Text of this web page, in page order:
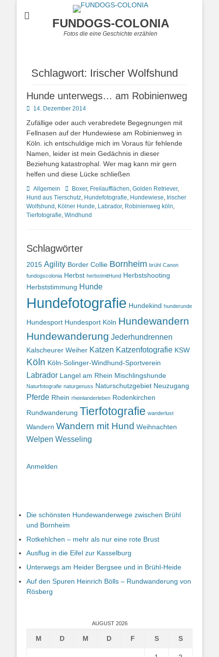
FUNDOGS-COLONIA
Fotos die eine Geschichte erzählen
Schlagwort: Irischer Wolfshund
Hunde unterwegs… am Robinienweg
Posted
14. Dezember 2014
Zufällige oder auch verabredete Begegnungen mit
Fellnasen auf der Hundewiese am Robinienweg in
Köln. ich entschuldige mich im Voraus für fehlende
Namen, leider ist mein Gedächnis in dieser
Beziehung katastrophal. Wer mag kann mir gern
helfen und diese Lücke schließen
Kategorien
Allgemein Schlagworte
Boxer, Freilaufflächen, Golden Retriever,
Hund aus Tierschutz, Hundefotografie, Hundewiese, Irischer
Wolfshund , Kölner Hunde, Labrador, Robinienweg köln,
Tierfotografie, Windhund
Schlagwörter
2015 Agility Border Collie Bornheim brühl Canon
fundogscolonia Herbst herbstmitHund Herbstshooting
Herbststimmung Hunde
Hundefotografie Hundekind hunderunde
Hundesport Hundesport Köln Hundewandern
Hundewanderung Jederhundrennen
Kalscheurer Weiher Katzen Katzenfotografie KSW
Köln Köln-Solinger-Windhund-Sportverein
Labrador Langel am Rhein Mischlingshunde
Naturfotografie naturgenuss Naturschutzgebiet Neuzugang
Pferde Rhein rheinlanderleben Rodenkirchen
Rundwanderung Tierfotografie wanderlust
Wandern Wandern mit Hund Weihnachten
Welpen Wesseling
Anmelden
Die schönsten Hundewanderwege zwischen Brühl
und Bornheim
Rotkehlchen – mehr als nur eine rote Brust
Ausflug in die Eifel zur Kasselburg
Unterwegs am Heider Bergsee und in Brühl-Heide
Auf den Spuren Heinrich Bölls – Rundwanderung von
Rösberg
AUGUST 2026
M D M D F S S